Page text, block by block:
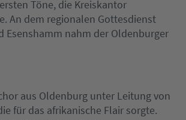
Töne, die Kreiskantor
An dem regionalen Gottesdienst
Esenshamm nahm der Oldenburger
aus Oldenburg unter Leitung von
für das afrikanische Flair sorgte.